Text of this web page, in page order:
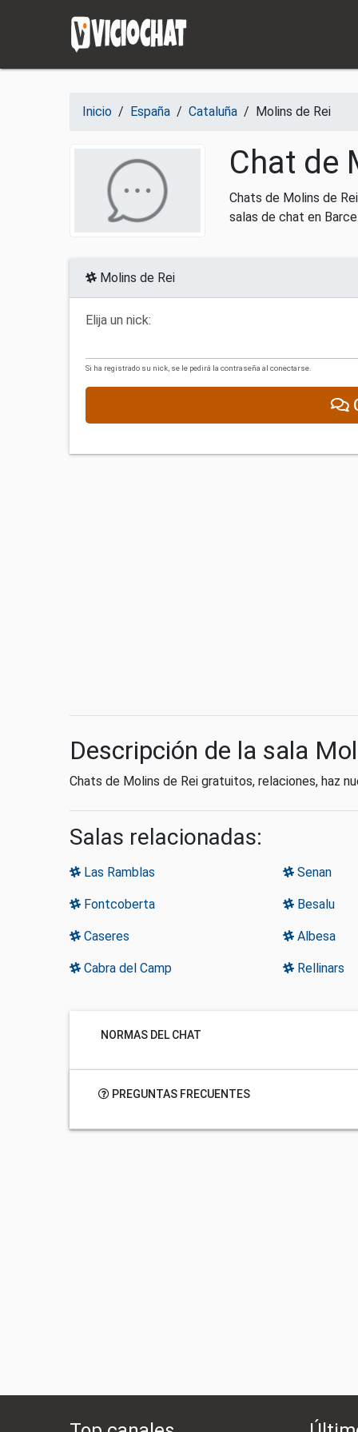
Inicio / España / Cataluña / Molins de Rei
Chat de
Chats de Molins de
salas de chat en
Molins de Rei
Elija un nick:
Si ha registrado su nick, se le pedirá la contraseña al conectarse.
Descripción de la sala
Chats de Molins de Rei gratuitos, relaciones, haz
Salas relacionadas:
Las Ramblas Senan
Fontcoberta Besalu
Caseres Albesa
Cabra del Camp Rellinars
NORMAS DEL CHAT
PREGUNTAS FRECUENTES